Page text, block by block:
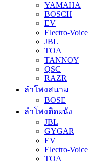
YAMAHA
BOSCH
EV
Electro-Voice
JBL
TOA
TANNOY
QSC
RAZR
ลำโพงสนาม
BOSE
ลำโพงติดผนัง
JBL
GYGAR
EV
Electro-Voice
TOA